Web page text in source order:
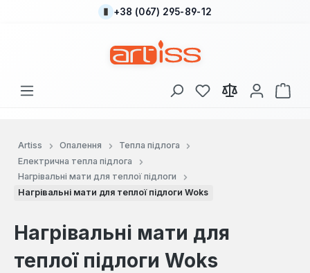
Перейти до основного вмісту
+38 (067) 295-89-12
У вас є 0 у списку
Artiss Опалення
Тепла підлога
Електрична тепла підлога
Нагрівальні мати для теплої підлоги
Нагрівальні мати для теплої підлоги Woks
Нагрівальні мати для
теплої підлоги Woks